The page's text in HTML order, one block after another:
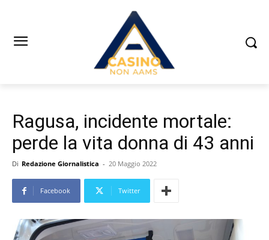
Ragusa, incidente mortale:
perde la vita donna di 43 anni
Di Redazione Giornalistica - 20 Maggio 2022
Facebook Twitter